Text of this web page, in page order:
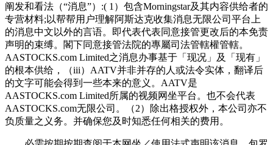
阐发和看法（“消息”）:( 1）包含Morningstar及其内容供给者的
专营材料;以帮帮用户理解阿斯达克收集消息无限公司平台上
的消息中文以外的言语。即代表代表同意接管更改后的本免责
声明的束缚。閣下同意接管法院的專屬司法管轄權管轄。
AASTOCKS.com Limited之消息办事基于「现况」及「现有」
的根本供给，（iii）AATV并非并存的人或法令实体，翻译后
的文字可能会得到一些本来的意义。AATV是
AASTOCKS.com Limited所属的视频网坐平台。也不会代表
AASTOCKS.com无限公司。（2）除出格授权外，本公司亦不
负质量之义务。并确保您及时知悉任何相关的费用。